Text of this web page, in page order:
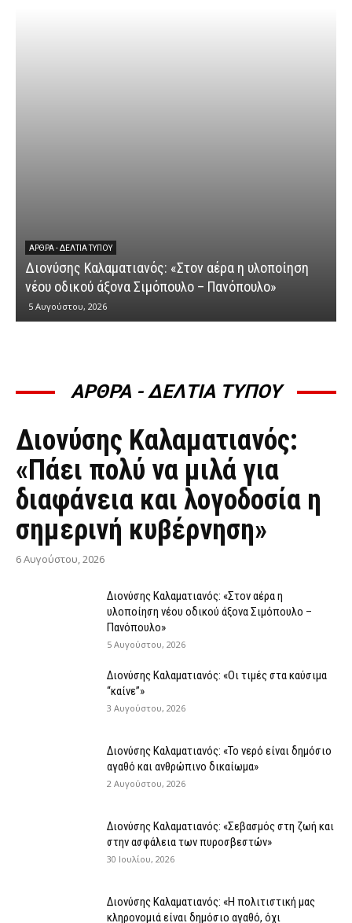
ΆΡΘΡΑ - ΔΕΛΤΊΑ ΤΎΠΟΥ
Διονύσης Καλαματιανός: «Στον αέρα η υλοποίηση
νέου οδικού άξονα Σιμόπουλο – Πανόπουλο»
5 Αυγούστου, 2026
ΑΡΘΡΑ - ΔΕΛΤΙΑ ΤΥΠΟΥ
ΆΡΘΡΑ - ΔΕΛΤΊΑ ΤΎΠΟΥ
Διονύσης Καλαματιανός:
«Πάει πολύ να μιλά για
διαφάνεια και λογοδοσία η
σημερινή κυβέρνηση»
6 Αυγούστου, 2026
Διονύσης Καλαματιανός: «Στον αέρα η
υλοποίηση νέου οδικού άξονα Σιμόπουλο –
Πανόπουλο»
5 Αυγούστου, 2026
Διονύσης Καλαματιανός: «Οι τιμές στα καύσιμα
“καίνε”»
3 Αυγούστου, 2026
Διονύσης Καλαματιανός: «Το νερό είναι δημόσιο
αγαθό και ανθρώπινο δικαίωμα»
2 Αυγούστου, 2026
Διονύσης Καλαματιανός: «Σεβασμός στη ζωή και
στην ασφάλεια των πυροσβεστών»
30 Ιουλίου, 2026
Διονύσης Καλαματιανός: «Η πολιτιστική μας
κληρονομιά είναι δημόσιο αγαθό, όχι